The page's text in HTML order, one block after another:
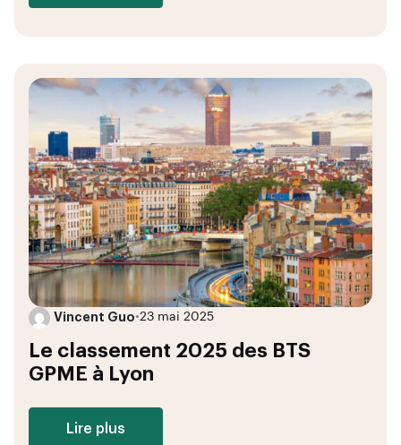
Vincent Guo•23 mai 2025
Le classement 2025 des BTS
GPME à Lyon
Lire plus